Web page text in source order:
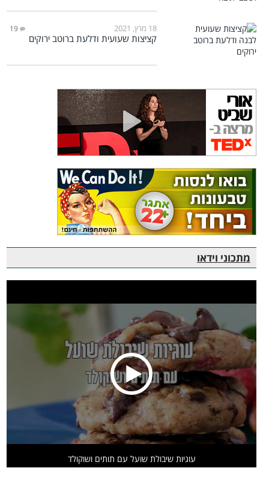
18 מרץ, 2021 19
קציצות שעועית ודלעת ברוטב ירוקים
מתכוני וידאו
עוגיות שיבולת שועל עם תותים ושוקולד